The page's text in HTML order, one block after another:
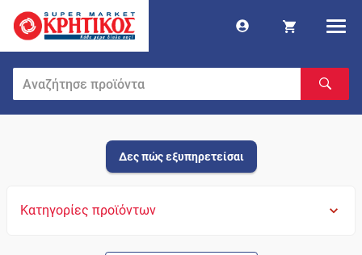
Δες πώς εξυπηρετείσαι
Κατηγορίες προϊόντων